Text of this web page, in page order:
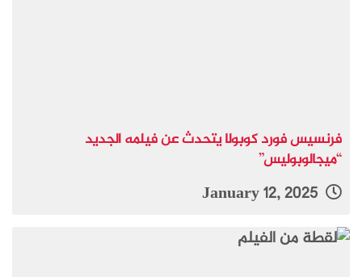
فرنسيس فورد كوبولا يتحدث عن فيلمه الجديد
“ميجالوبوليس”